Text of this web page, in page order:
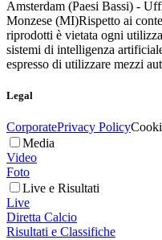
Amsterdam (Paesi Bassi) -
Monzese (MI)Rispetto ai
riprodotti è vietata ogni
sistemi di intelligenza
espresso di utilizzare mezzi
Legal
CorporatePrivacy Policy
Media
Video
Foto
Live e Risultati
Live
Diretta Calcio
Risultati e Classifiche